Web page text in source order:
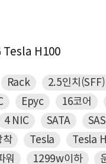
Tesla H100
Rack 2.5인치(SFF)
Epyc 16코어
4 NIC SATA SAS
착 Tesla Tesla
워 1299w이하